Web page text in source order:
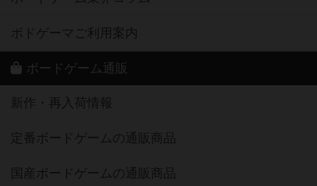
ボドゲーマご利用案内
ボードゲーム通販
新作・再入荷情報
定番ボードゲームの通販商品
国産ボードゲームの通販商品